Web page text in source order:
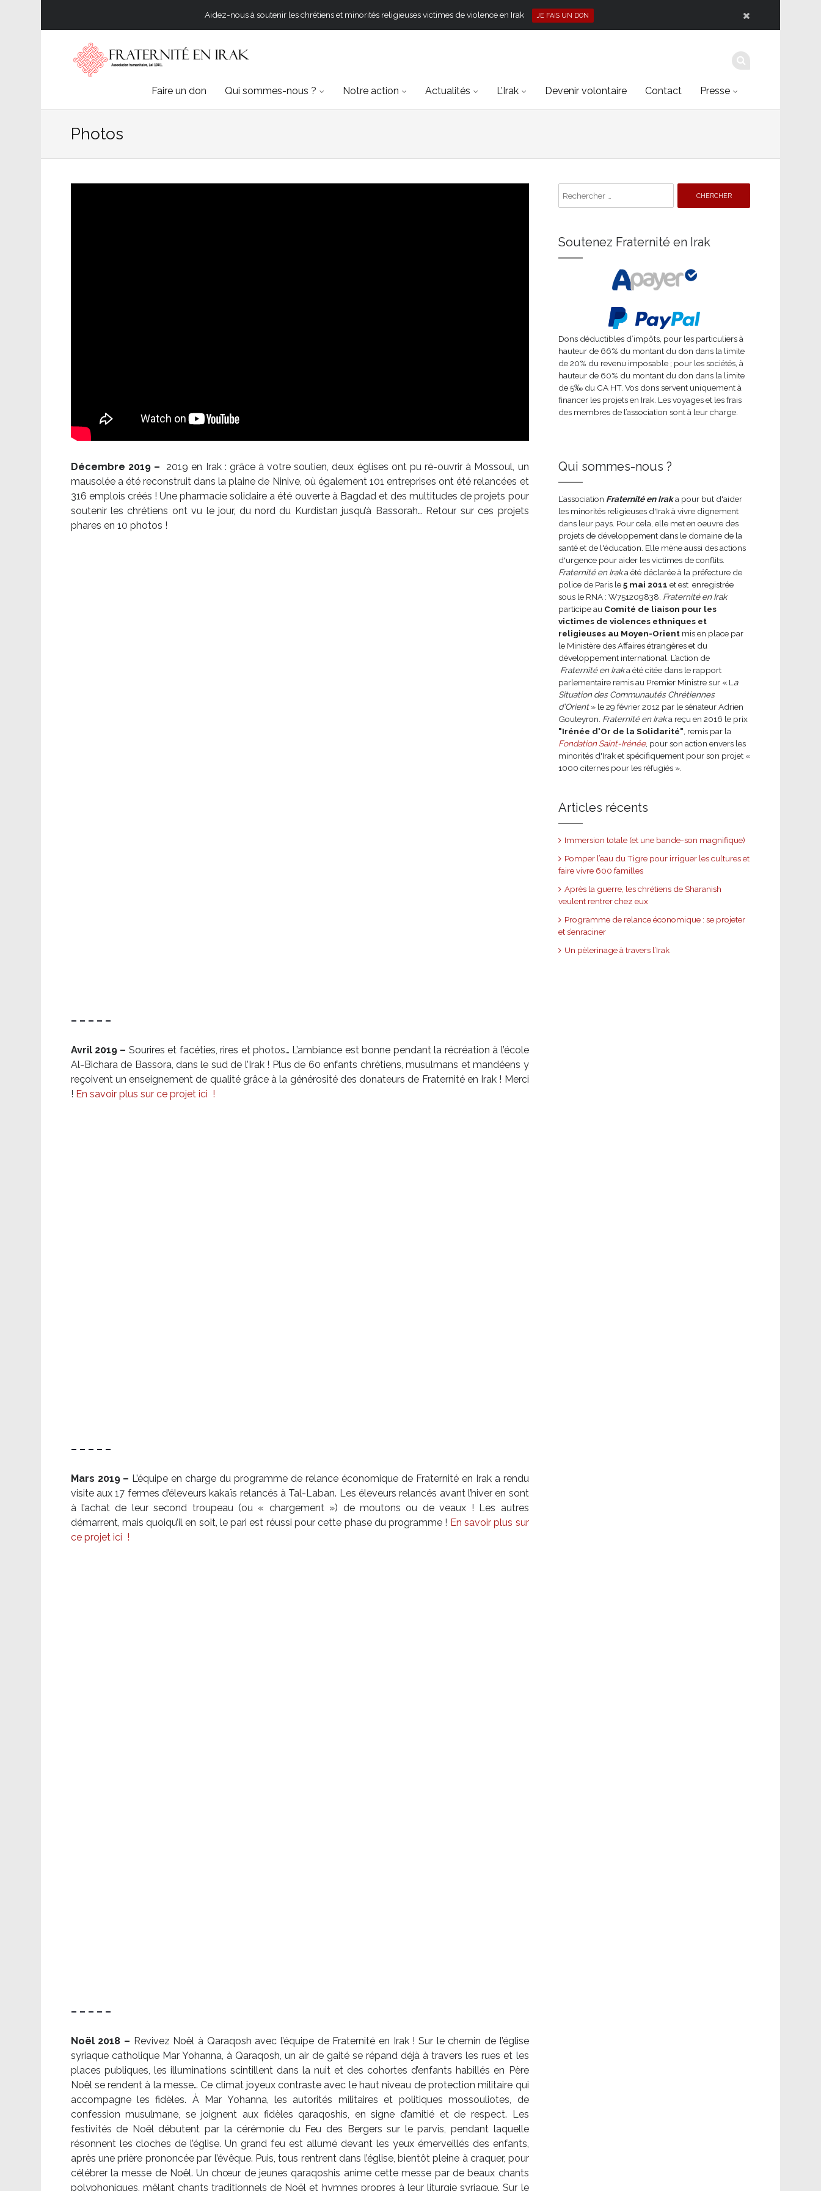
Aidez-nous à soutenir les chrétiens et minorités religieuses victimes de violence en Irak JE FAIS UN DON
Faire un don Qui sommes-nous ? Notre action Actualités L’Irak Devenir volontaire Contact Presse
Photos
Décembre 2019 – 2019 en Irak : grâce à votre soutien, deux églises ont pu ré-ouvrir à Mossoul, un
mausolée a été reconstruit dans la plaine de Ninive, où également 101 entreprises ont été relancées et
316 emplois créés ! Une pharmacie solidaire a été ouverte à Bagdad et des multitudes de projets pour
soutenir les chrétiens ont vu le jour, du nord du Kurdistan jusqu’à Bassorah… Retour sur ces projets
phares en 10 photos !
– – – – –
Avril 2019 – Sourires et facéties, rires et photos… L’ambiance est bonne pendant la récréation à l’école
Al-Bichara de Bassora, dans le sud de l’Irak ! Plus de 60 enfants chrétiens, musulmans et mandéens y
reçoivent un enseignement de qualité grâce à la générosité des donateurs de Fraternité en Irak ! Merci
! En savoir plus sur ce projet ici !
– – – – –
Mars 2019 – L’équipe en charge du programme de relance économique de Fraternité en Irak a rendu
visite aux 17 fermes d’éleveurs kakaïs relancés à Tal-Laban. Les éleveurs relancés avant l’hiver en sont
à l’achat de leur second troupeau (ou « chargement ») de moutons ou de veaux ! Les autres
démarrent, mais quoiqu’il en soit, le pari est réussi pour cette phase du programme ! En savoir plus sur
ce projet ici !
– – – – –
Noël 2018 – Revivez Noël à Qaraqosh avec l’équipe de Fraternité en Irak ! Sur le chemin de l’église
syriaque catholique Mar Yohanna, à Qaraqosh, un air de gaité se répand déjà à travers les rues et les
places publiques, les illuminations scintillent dans la nuit et des cohortes d’enfants habillés en Père
Noël se rendent à la messe… Ce climat joyeux contraste avec le haut niveau de protection militaire qui
accompagne les fidèles. À Mar Yohanna, les autorités militaires et politiques mossouliotes, de
confession musulmane, se joignent aux fidèles qaraqoshis, en signe d’amitié et de respect. Les
festivités de Noël débutent par la cérémonie du Feu des Bergers sur le parvis, pendant laquelle
résonnent les cloches de l’église. Un grand feu est allumé devant les yeux émerveillés des enfants,
après une prière prononcée par l’évêque. Puis, tous rentrent dans l’église, bientôt pleine à craquer, pour
célébrer la messe de Noël. Un chœur de jeunes qaraqoshis anime cette messe par de beaux chants
polyphoniques, mêlant chants traditionnels de Noël et hymnes propres à leur liturgie syriaque. Sur le
Soutenez Fraternité en Irak
Dons déductibles d’impôts, pour les particuliers à
hauteur de 66% du montant du don dans la limite
de 20% du revenu imposable ; pour les sociétés, à
hauteur de 60% du montant du don dans la limite
de 5‰ du CA HT. Vos dons servent uniquement à
financer les projets en Irak. Les voyages et les frais
des membres de l’association sont à leur charge.
Qui sommes-nous ?
L’association Fraternité en Iraka pour but d'aider
les minorités religieuses d'Irak à vivre dignement
dans leur pays. Pour cela, elle met en oeuvre des
projets de développement dans le domaine de la
santé et de l'éducation. Elle mène aussi des actions
d'urgence pour aider les victimes de conflits.
Fraternité en Iraka été déclarée à la préfecture de
police de Paris le5 mai 2011 et est enregistrée
sous le RNA : W751209838. Fraternité en Irak
participe au Comité de liaison pour les
victimes de violences ethniques et
religieuses au Moyen-Orientmis en place par
le Ministère des Affaires étrangères et du
développement international. L’action de
Fraternité en Iraka été citée dans le rapport
parlementaire remis au Premier Ministre sur « L a
Situation des Communautés Chrétiennes
d’Orient» le 29 février 2012 par le sénateur Adrien
Gouteyron. Fraternité en Iraka reçu en 2016 le prix
"Irénée d'Or de la Solidarité" , remis par la
Fondation Saint-Irénée, pour son action envers les
minorités d'Irak et spécifiquement pour son projet «
1000 citernes pour les réfugiés ».
Articles récents
Immersion totale (et une bande-son magnifique)
Pomper l’eau du Tigre pour irriguer les cultures et
faire vivre 600 familles
Après la guerre, les chrétiens de Sharanish
veulent rentrer chez eux
Programme de relance économique : se projeter
et s’enraciner
Un pèlerinage à travers l’Irak